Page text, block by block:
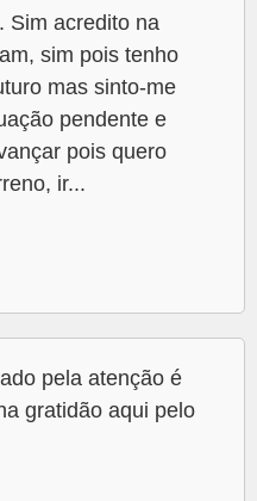
Sim acredito na
sim pois tenho
mas sinto-me
pendente e
pois quero
ir...
pela atenção é
gratidão aqui pelo